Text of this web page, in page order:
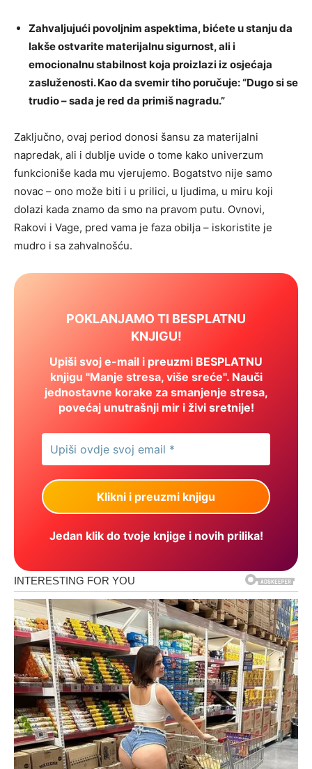
Zahvaljujući povoljnim aspektima, bićete u stanju da
lakše ostvarite materijalnu sigurnost, ali i
emocionalnu stabilnost koja proizlazi iz osjećaja
zasluženosti. Kao da svemir tiho poručuje: “Dugo si se
trudio – sada je red da primiš nagradu.”
Zaključno, ovaj period donosi šansu za materijalni
napredak, ali i dublje uvide o tome kako univerzum
funkcioniše kada mu vjerujemo. Bogatstvo nije samo
novac – ono može biti i u prilici, u ljudima, u miru koji
dolazi kada znamo da smo na pravom putu. Ovnovi,
Rakovi i Vage, pred vama je faza obilja – iskoristite je
mudro i sa zahvalnošću.
POKLANJAMO TI BESPLATNU
KNJIGU!
Upiši svoj e-mail i preuzmi BESPLATNU
knjigu "Manje stresa, više sreće". Nauči
jednostavne korake za smanjenje stresa,
povećaj unutrašnji mir i živi sretnije!
Jedan klik do tvoje knjige i novih prilika!